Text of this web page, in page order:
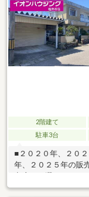
2階建て
駐車3台
■２０２０年、２０
年、２０２５年の販
車３台以上可♪・全